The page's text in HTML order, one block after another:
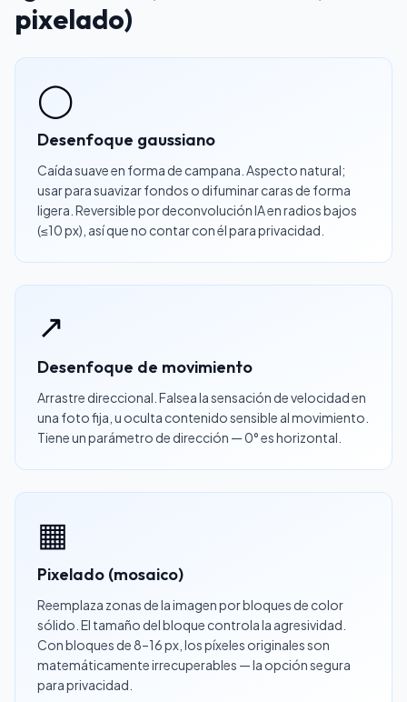
pixelado)
◯
Desenfoque gaussiano
Caída suave en forma de campana. Aspecto natural;
usar para suavizar fondos o difuminar caras de forma
ligera. Reversible por deconvolución IA en radios bajos
(≤10 px), así que no contar con él para privacidad.
↗
Desenfoque de movimiento
Arrastre direccional. Falsea la sensación de velocidad en
una foto fija, u oculta contenido sensible al movimiento.
Tiene un parámetro de dirección — 0° es horizontal.
▦
Pixelado (mosaico)
Reemplaza zonas de la imagen por bloques de color
sólido. El tamaño del bloque controla la agresividad.
Con bloques de 8–16 px, los píxeles originales son
matemáticamente irrecuperables — la opción segura
para privacidad.